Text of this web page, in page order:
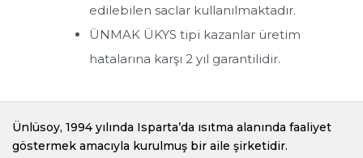
edilebilen saclar kullanılmaktadır.
ÜNMAK ÜKYS tipi kazanlar üretim
hatalarına karşı 2 yıl garantilidir.
Ünlüsoy, 1994 yılında Isparta’da ısıtma alanında faaliyet
göstermek amacıyla kurulmuş bir aile şirketidir.